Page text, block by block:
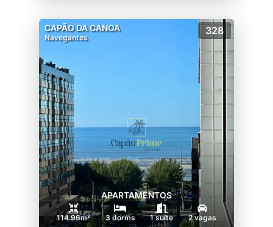
CAPÃO DA CANOA
Navegantes
328
APARTAMENTOS
114.96m² 3 dorms 1 suíte 2 vagas